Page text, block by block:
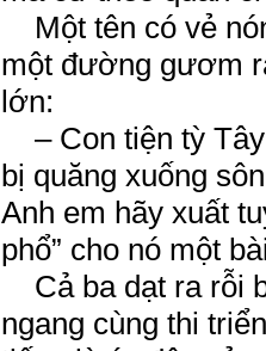
Một tên có vẻ
một đường gươm
lớn:
– Con tiện tỳ
bị quăng xuống
Anh em hãy xuất
phổ” cho nó một
Cả ba dạt ra rỗi
ngang cùng thi